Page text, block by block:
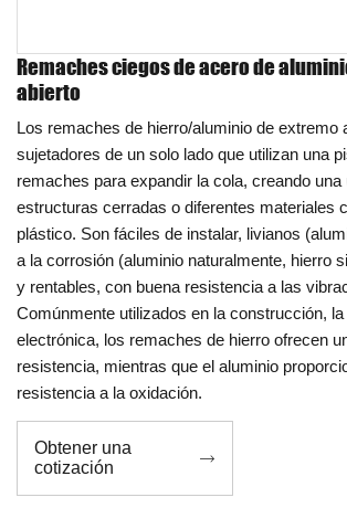
Remaches ciegos de acero de
abierto
Los remaches de hierro/aluminio de extremo
sujetadores de un solo lado que utilizan una
remaches para expandir la cola, creando una
estructuras cerradas o diferentes materiales
plástico. Son fáciles de instalar, livianos
a la corrosión (aluminio naturalmente, hierro
y rentables, con buena resistencia a las
Comúnmente utilizados en la construcción,
electrónica, los remaches de hierro ofrecen
resistencia, mientras que el aluminio
resistencia a la oxidación.
Obtener una
cotización
